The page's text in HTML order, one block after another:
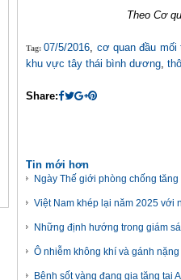
Theo Cơ
Tag:07/5/2016, cơ quan đầu mối
khu vực tây thái bình dương,
Share:
Tin mới hơn
Ngày Thế giới phòng chống
Việt Nam khép lại năm 2025 với
Những định hướng trong giám
Ô nhiễm không khí và gánh
Bệnh sốt vàng đang gia tăng tại